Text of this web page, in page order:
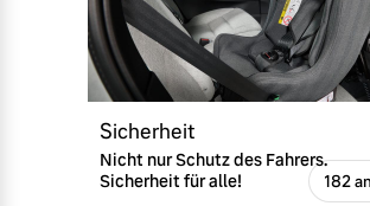
Sicherheit
Nicht nur Schutz des Fahrers.
Sicherheit für alle!
182